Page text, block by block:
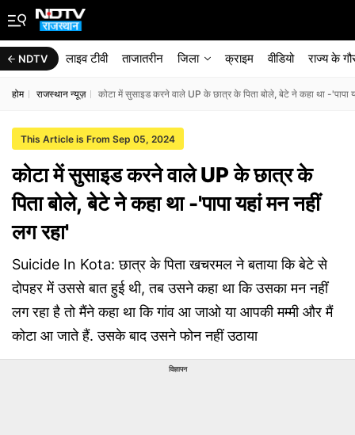
NDTV लाइव टीवी ताजातरीन जिला क्राइम वीडियो राज्‍य के
होम राजस्थान न्यूज़ कोटा में सुसाइड करने वाले UP के छात्र के पिता बोले, बेटे ने कहा था -'पापा
This Article is From Sep 05, 2024
कोटा में सुसाइड करने वाले UP के छात्र के
पिता बोले, बेटे ने कहा था -'पापा यहां मन नहीं
लग रहा'
Suicide In Kota: छात्र के पिता खचरमल ने बताया कि बेटे से
दोपहर में उससे बात हुई थी, तब उसने कहा था कि उसका मन नहीं
लग रहा है तो मैंने कहा था कि गांव आ जाओ या आपकी मम्मी और मैं
कोटा आ जाते हैं. उसके बाद उसने फोन नहीं उठाया
विज्ञापन